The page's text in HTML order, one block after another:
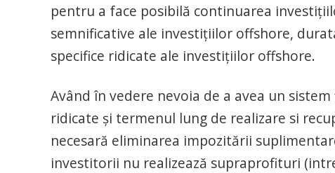
pentru a face posibilă continuarea
semnificative ale investițiilor offshore,
specifice ridicate ale investițiilor offshore.
Având în vedere nevoia de a avea un
ridicate și termenul lung de realizare si
necesară eliminarea impozitării
investitorii nu realizează supraprofituri